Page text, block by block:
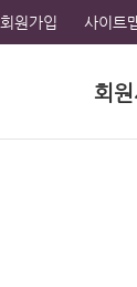
회원가입 사이트
회